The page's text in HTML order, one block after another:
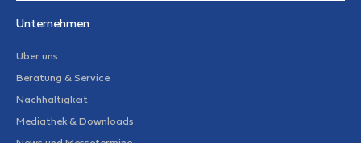
Unternehmen
Über uns
Beratung & Service
Nachhaltigkeit
Mediathek & Downloads